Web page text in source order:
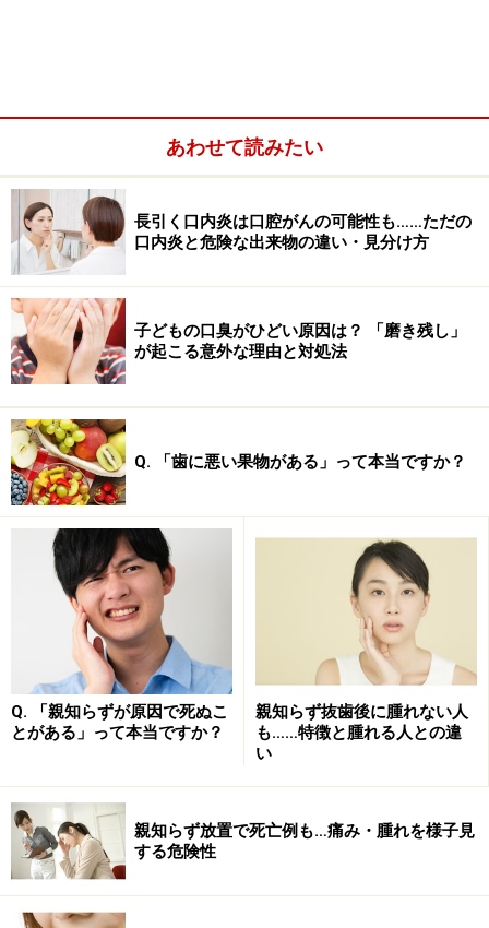
■ 歯の形態
親知らずは、普通の歯より退化傾向にあるため、抜歯し
にくい複雑な形をしてい場合があり、歯の凸凹が骨に引
っかかり抜きにくいことも多い。
親知らずといえども特別な構造や材質でできている訳で
はなく、普通に生えている歯とほとんど同じです。その
ため普通の歯と同じように生えている場合には、同じよ
うに抜歯できることもあります。
親知らず抜歯後に起こりやすい出血・腫
れ・痛みなど
親知らずの抜歯後に良くあるトラブルは次のようなもの
があります。
■ 出血が続く
抜歯当日にときどき見られる。口の中の出血は唾液で薄
まり、実際の出血以上の血液がどんどん出てくるように
になるようであれば、清潔なガーゼやティッシュなどを
ロール状にして圧迫止血する要領で抜歯部分の粘膜に挟
あわせて読みたい
長引く口内炎は口腔がんの可能性も……ただの
口内炎と危険な出来物の違い・見分け方
子どもの口臭がひどい原因は？ 「磨き残し」
が起こる意外な理由と対処法
Q. 「歯に悪い果物がある」って本当ですか？
Q. 「親知らずが原因で死ぬこ
とがある」って本当ですか？
親知らず抜歯後に腫れない人
も……特徴と腫れる人との違
い
親知らず放置で死亡例も…痛み・腫れを様子見
する危険性